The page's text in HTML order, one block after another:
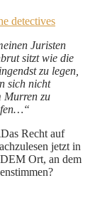
detectives
Juristen
sitzt wie die
zu legen,
sich nicht
Murren zu
Recht auf
jetzt in
Ort, an dem